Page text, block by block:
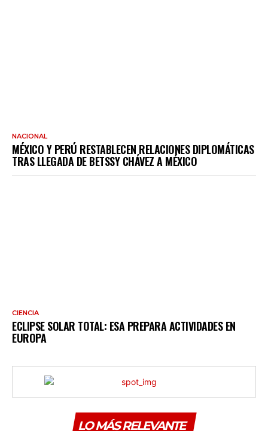
NACIONAL
MÉXICO Y PERÚ RESTABLECEN RELACIONES DIPLOMÁTICAS
TRAS LLEGADA DE BETSSY CHÁVEZ A MÉXICO
CIENCIA
ECLIPSE SOLAR TOTAL: ESA PREPARA ACTIVIDADES EN
EUROPA
LO MÁS RELEVANTE